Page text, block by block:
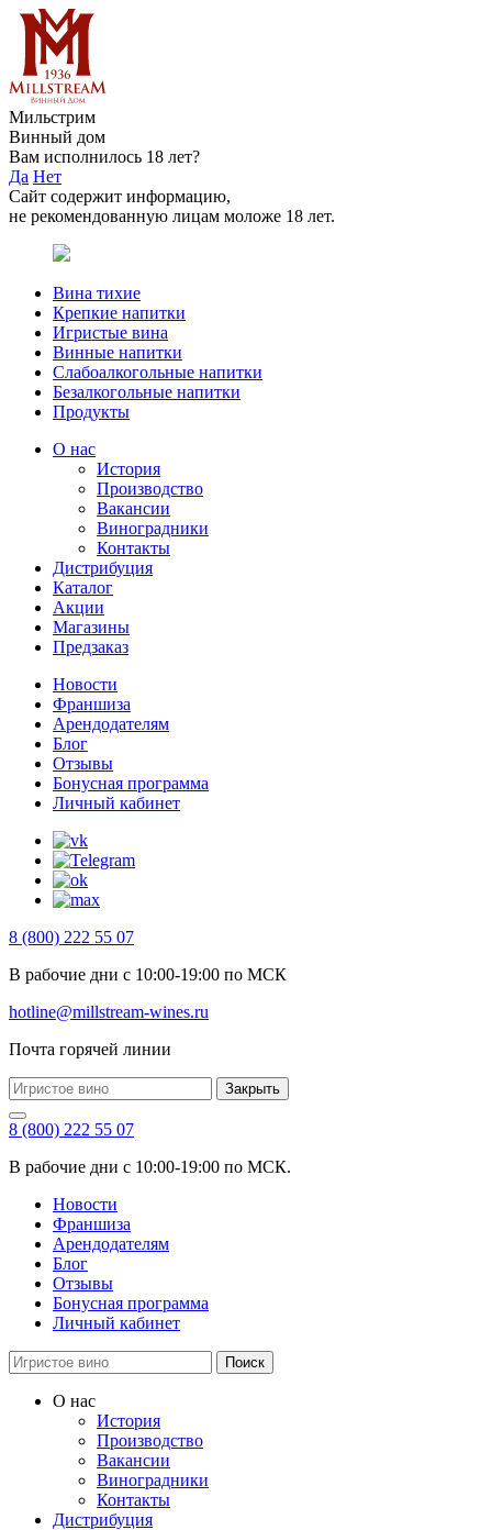
Мильстрим
Винный дом
Вам исполнилось 18 лет?
Да Нет
Сайт содержит информацию,
не рекомендованную лицам моложе 18 лет.
Вина тихие
Крепкие напитки
Игристые вина
Винные напитки
Слабоалкогольные напитки
Безалкогольные напитки
Продукты
О нас
История
Производство
Вакансии
Виноградники
Контакты
Дистрибуция
Каталог
Акции
Магазины
Предзаказ
Новости
Франшиза
Арендодателям
Блог
Отзывы
Бонусная программа
Личный кабинет
8 (800) 222 55 07
В рабочие дни с 10:00-19:00 по МСК
hotline@millstream-wines.ru
Почта горячей линии
Закрыть
8 (800) 222 55 07
В рабочие дни с 10:00-19:00 по МСК.
Новости
Франшиза
Арендодателям
Блог
Отзывы
Бонусная программа
Личный кабинет
Поиск
О нас
История
Производство
Вакансии
Виноградники
Контакты
Дистрибуция